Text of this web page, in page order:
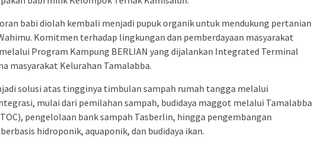
babi diolah kembali menjadi pupuk organik untuk mendukung pertanian
Komitmen terhadap lingkungan dan pemberdayaan masyarakat
Program Kampung BERLIAN yang dijalankan Integrated Terminal
masyarakat Kelurahan Tamalabba.
solusi atas tingginya timbulan sampah rumah tangga melalui
mulai dari pemilahan sampah, budidaya maggot melalui Tamalabba
pengelolaan bank sampah Tasberlin, hingga pengembangan
hidroponik, aquaponik, dan budidaya ikan.